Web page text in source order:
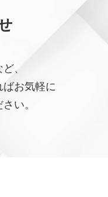
、
ばお気軽に
い。